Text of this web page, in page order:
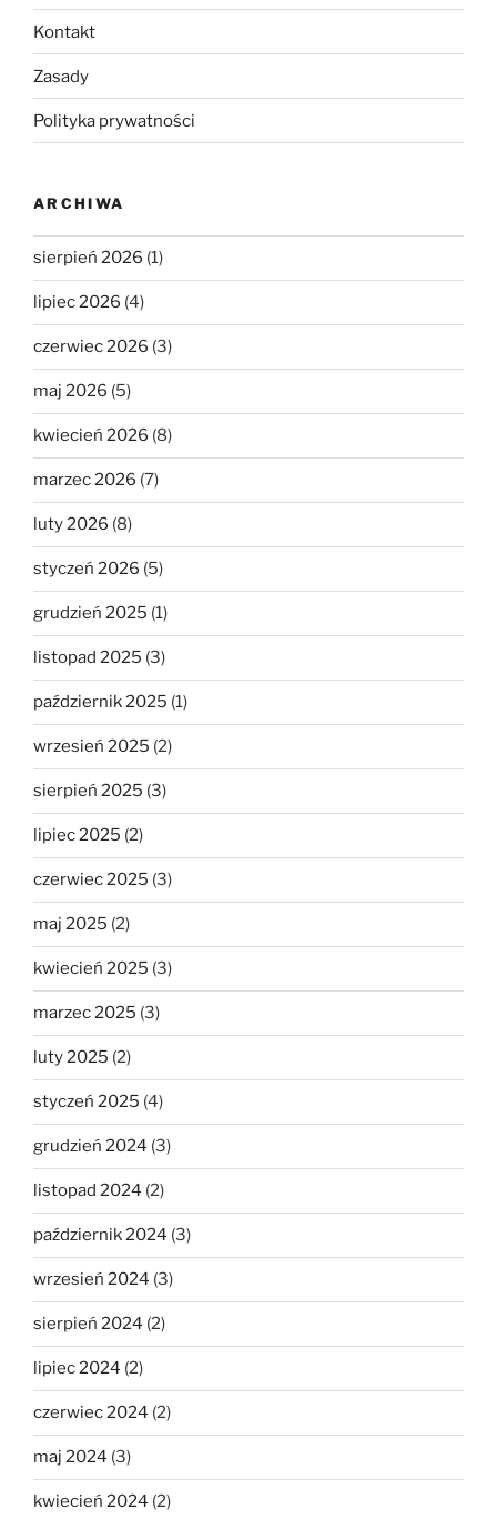
Kontakt
Zasady
Polityka prywatności
ARCHIWA
sierpień 2026 (1)
lipiec 2026 (4)
czerwiec 2026 (3)
maj 2026 (5)
kwiecień 2026 (8)
marzec 2026 (7)
luty 2026 (8)
styczeń 2026 (5)
grudzień 2025 (1)
listopad 2025 (3)
październik 2025 (1)
wrzesień 2025 (2)
sierpień 2025 (3)
lipiec 2025 (2)
czerwiec 2025 (3)
maj 2025 (2)
kwiecień 2025 (3)
marzec 2025 (3)
luty 2025 (2)
styczeń 2025 (4)
grudzień 2024 (3)
listopad 2024 (2)
październik 2024 (3)
wrzesień 2024 (3)
sierpień 2024 (2)
lipiec 2024 (2)
czerwiec 2024 (2)
maj 2024 (3)
kwiecień 2024 (2)